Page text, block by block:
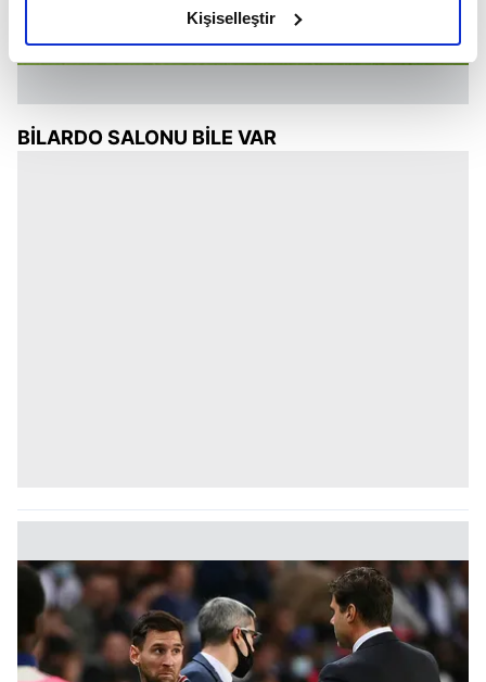
olduğunu ve sizlere en iyi içerikleri sunabilmek adına
elimizden gelen çabayı gösterdiğimizi ve bu noktada,
reklamların maliyetlerimizi karşılamak noktasında tek gelir
Her halükârda, kullanıcılar, bu çerezlere izin vermedikleri
Çerezlere ilişkin tercihlerinizi aşağıda yer alan panel
için Ayarlar butonuna tıklayabilir,Çerez Bilgilendirme
Metnimiziziyaret edebilirsiniz.
6698 sayılı Kişisel Verilerin Korunması Kanunu uyarınca
hazırlanmış Aydınlatma Metnimizi okumak ve sitemizde
Kişiselleştir
BİLARDO SALONU BİLE VAR